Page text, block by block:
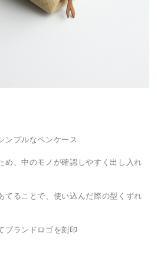
ンプルなペンケース
め、中のモノが確認しやすく出し入れ
てることで、使い込んだ際の型くずれ
ブランドロゴを刻印